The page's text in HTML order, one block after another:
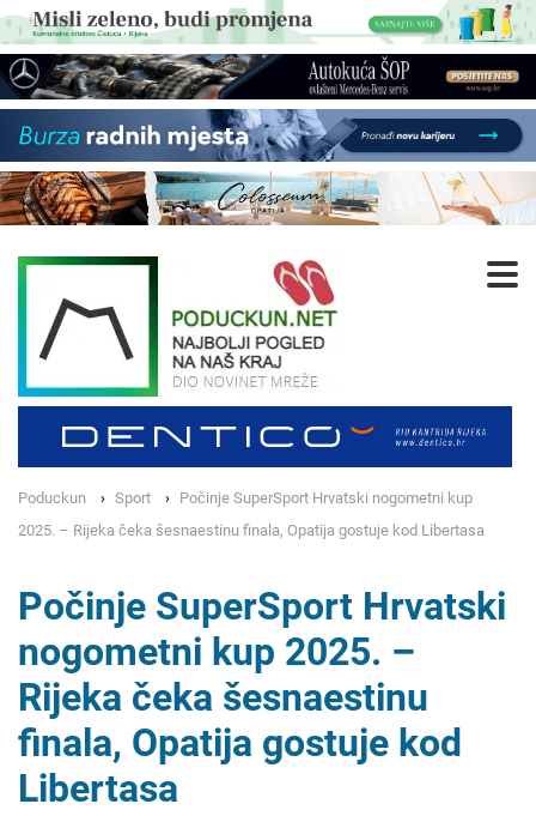
Poduckun Sport
Počinje SuperSport Hrvatski nogometni kup
2025. – Rijeka čeka šesnaestinu finala, Opatija gostuje kod Libertasa
Počinje SuperSport Hrvatski
nogometni kup 2025. –
Rijeka čeka šesnaestinu
finala, Opatija gostuje kod
Libertasa